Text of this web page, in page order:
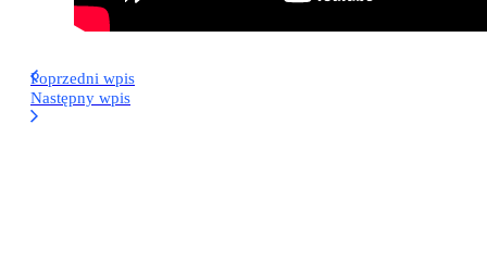
Poprzedni wpis
Następny wpis